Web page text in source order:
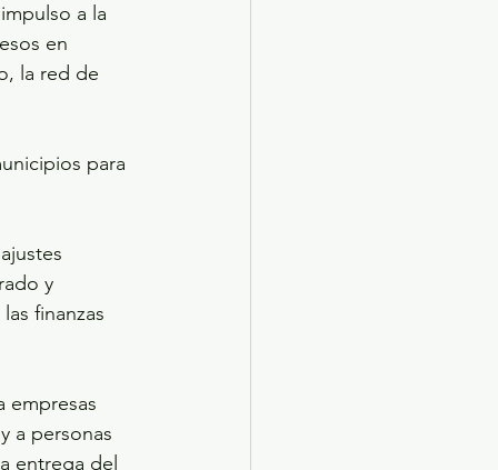
a la
en
la red de
para
y
finanzas
empresas
a personas
entrega del